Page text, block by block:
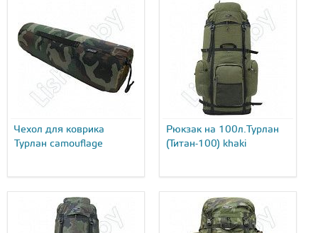
Чехол для коврика
Турлан camouflage
Рюкзак на 100л.Турлан
(Титан-100) khaki